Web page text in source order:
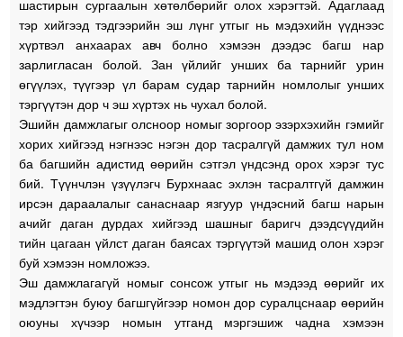
шастирын сургаалын хөтөлбөрийг олох хэрэгтэй. Адаглаад
тэр хийгээд тэдгээрийн эш лүнг утгыг нь мэдэхийн үүднээс
хүртвэл анхаарах авч болно хэмээн дээдэс багш нар
зарлигласан болой. Зан үйлийг унших ба тарнийг урин
өгүүлэх, түүгээр үл барам судар тарнийн номлолыг унших
тэргүүтэн дор ч эш хүртэх нь чухал болой.
Эшийн дамжлагыг олсноор номыг зоргоор эзэрхэхийн гэмийг
хорих хийгээд нэгнээс нэгэн дор тасралгүй дамжих тул ном
ба багшийн адистид өөрийн сэтгэл үндсэнд орох хэрэг тус
бий. Түүнчлэн үзүүлэгч Бурхнаас эхлэн тасралтгүй дамжин
ирсэн дараалалыг санаснаар язгуур үндэсний багш нарын
ачийг даган дурдах хийгээд шашныг баригч дээдсүүдийн
тийн цагаан үйлст даган баясах тэргүүтэй машид олон хэрэг
буй хэмээн номложээ.
Эш дамжлагагүй номыг сонсож утгыг нь мэдээд өөрийг их
мэдлэгтэн буюу багшгүйгээр номон дор суралцснаар өөрийн
оюуны хүчээр номын утганд мэргэшиж чадна хэмээн